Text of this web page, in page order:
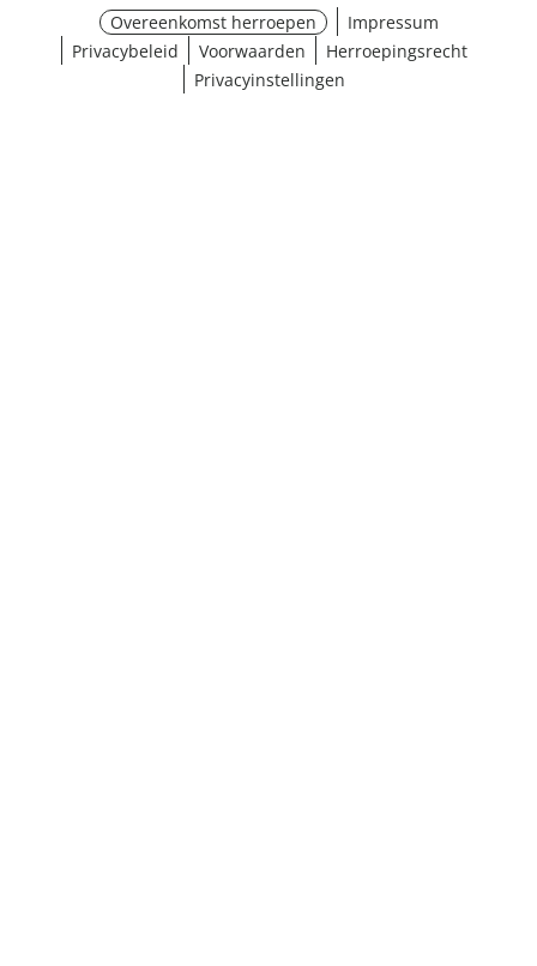
Overeenkomst herroepen
Impressum
Privacybeleid
Voorwaarden
Herroepingsrecht
Privacyinstellingen